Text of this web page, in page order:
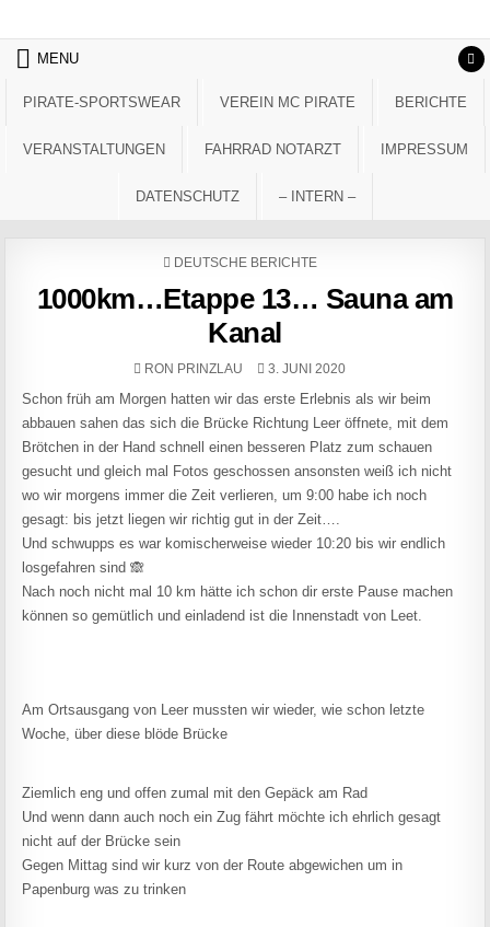
MENU
PIRATE-SPORTSWEAR VEREIN MC PIRATE BERICHTE
VERANSTALTUNGEN FAHRRAD NOTARZT IMPRESSUM
DATENSCHUTZ – INTERN –
POSTED IN
DEUTSCHE BERICHTE
1000km…Etappe 13… Sauna am
Kanal
AUTHOR:
RON PRINZLAU PUBLISHED DATE:
3. JUNI 2020
Schon früh am Morgen hatten wir das erste Erlebnis als wir beim
abbauen sahen das sich die Brücke Richtung Leer öffnete, mit dem
Brötchen in der Hand schnell einen besseren Platz zum schauen
gesucht und gleich mal Fotos geschossen ansonsten weiß ich nicht
wo wir morgens immer die Zeit verlieren, um 9:00 habe ich noch
gesagt: bis jetzt liegen wir richtig gut in der Zeit….
Und schwupps es war komischerweise wieder 10:20 bis wir endlich
losgefahren sind 🙈
Nach noch nicht mal 10 km hätte ich schon dir erste Pause machen
können so gemütlich und einladend ist die Innenstadt von Leet.
Am Ortsausgang von Leer mussten wir wieder, wie schon letzte
Woche, über diese blöde Brücke
Ziemlich eng und offen zumal mit den Gepäck am Rad
Und wenn dann auch noch ein Zug fährt möchte ich ehrlich gesagt
nicht auf der Brücke sein
Gegen Mittag sind wir kurz von der Route abgewichen um in
Papenburg was zu trinken